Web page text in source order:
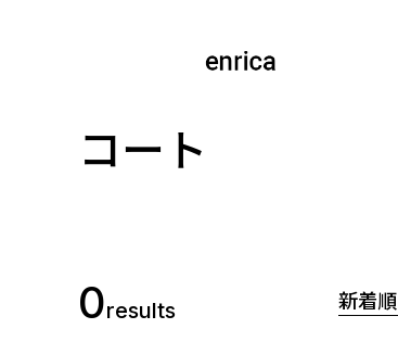
コート
0results 新着順